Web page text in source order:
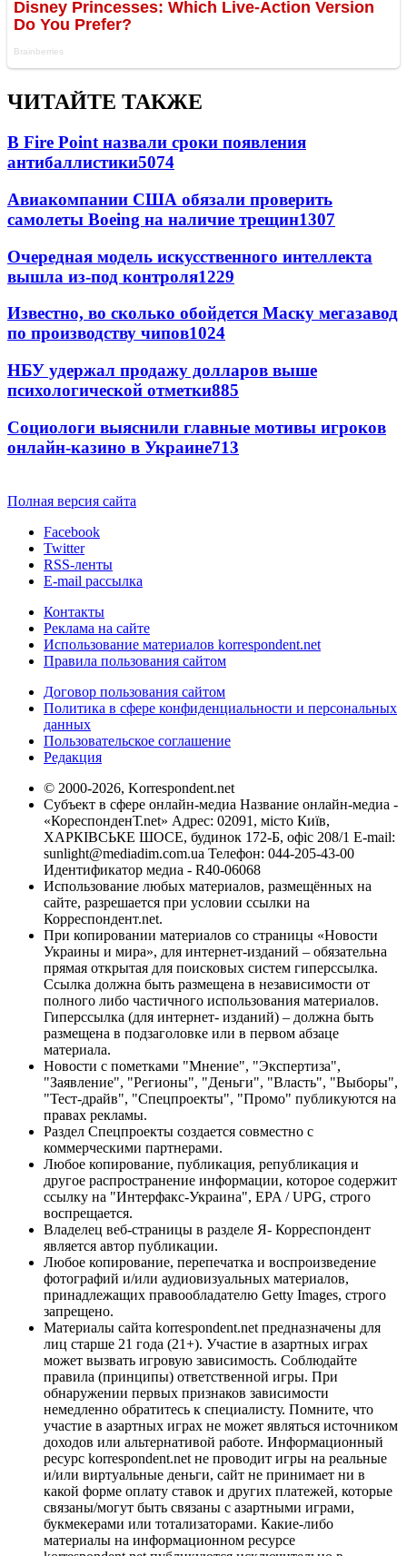
ЧИТАЙТЕ ТАКЖЕ
В Fire Point назвали сроки появления
антибаллистики5074
Авиакомпании США обязали проверить
самолеты Boeing на наличие трещин1307
Очередная модель искусственного интеллекта
вышла из-под контроля1229
Известно, во сколько обойдется Маску мегазавод
по производству чипов1024
НБУ удержал продажу долларов выше
психологической отметки885
Социологи выяснили главные мотивы игроков
онлайн-казино в Украине713
Полная версия сайта
Facebook
Twitter
RSS-ленты
E-mail рассылка
Контакты
Реклама на сайте
Использование материалов korrespondent.net
Правила пользования сайтом
Договор пользования сайтом
Политика в сфере конфиденциальности и персональных
данных
Пользовательское соглашение
Редакция
© 2000-2026, Korrespondent.net
Субъект в сфере онлайн-медиа Название онлайн-медиа -
«КореспонденТ.net» Адрес: 02091, місто Київ,
ХАРКІВСЬКЕ ШОСЕ, будинок 172-Б, офіс 208/1 E-mail:
sunlight@mediadim.com.ua Телефон: 044-205-43-00
Идентификатор медиа - R40-06068
Использование любых материалов, размещённых на
сайте, разрешается при условии ссылки на
Корреспондент.net.
При копировании материалов со страницы «Новости
Украины и мира», для интернет-изданий – обязательна
прямая открытая для поисковых систем гиперссылка.
Ссылка должна быть размещена в независимости от
полного либо частичного использования материалов.
Гиперссылка (для интернет- изданий) – должна быть
размещена в подзаголовке или в первом абзаце
материала.
Новости с пометками "Мнение", "Экспертиза",
"Заявление", "Регионы", "Деньги", "Власть", "Выборы",
"Тест-драйв", "Спецпроекты", "Промо" публикуются на
правах рекламы.
Раздел Спецпроекты создается совместно с
коммерческими партнерами.
Любое копирование, публикация, републикация и
другое распространение информации, которое содержит
ссылку на "Интерфакс-Украина", EPA / UPG, строго
воспрещается.
Владелец веб-страницы в разделе Я- Корреспондент
является автор публикации.
Любое копирование, перепечатка и воспроизведение
фотографий и/или аудиовизуальных материалов,
принадлежащих правообладателю Getty Images, строго
запрещено.
Материалы сайта korrespondent.net предназначены для
лиц старше 21 года (21+). Участие в азартных играх
может вызвать игровую зависимость. Соблюдайте
правила (принципы) ответственной игры. При
обнаружении первых признаков зависимости
немедленно обратитесь к специалисту. Помните, что
участие в азартных играх не может являться источником
доходов или альтернативой работе. Информационный
ресурс korrespondent.net не проводит игры на реальные
и/или виртуальные деньги, сайт не принимает ни в
какой форме оплату ставок и других платежей, которые
связаны/могут быть связаны с азартными играми,
букмекерами или тотализаторами. Какие-либо
материалы на информационном ресурсе